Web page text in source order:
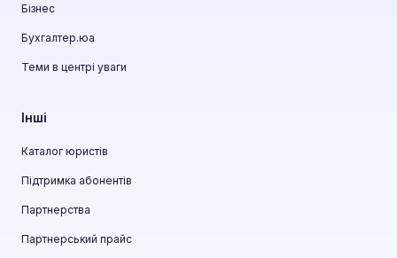
Бізнес
Бухгалтер.юа
Теми в центрі уваги
Інші
Каталог юристів
Підтримка абонентів
Партнерства
Партнерський прайс